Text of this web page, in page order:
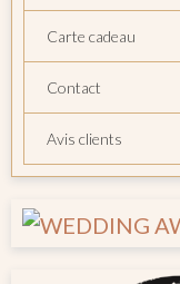
Carte cadeau
Contact
Avis clients